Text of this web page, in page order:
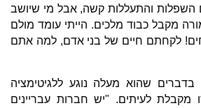
השפלות והתעללות קשה, אבל מי שיושב
מקבל כבוד מלכים. הייתי עומד מולם
לקחתם חיים של בני אדם, למה אתם
שהוא מעלה נוגע ללגיטימציה
מקבלת לעיתים. "יש חברות עבריינים